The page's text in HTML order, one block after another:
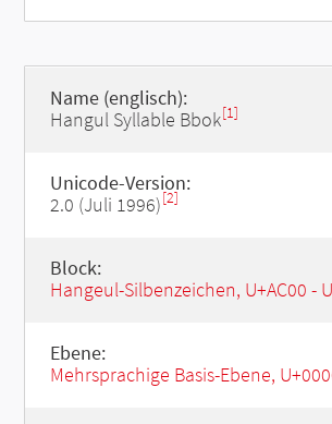
Name (englisch):
Hangul Syllable Bbok[1]
Unicode-Version:
2.0 (Juli 1996)[2]
Block:
Hangeul-Silbenzeichen, U+AC00 -
Ebene:
Mehrsprachige Basis-Ebene,